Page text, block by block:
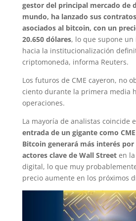
gestor del principal mercado de
mundo, ha lanzado sus
asociados al bitcoin, con un
20.650 dólares, lo que supone
hacia la institucionalización
criptomoneda, informa Reuters.
Los futuros de CME cayeron, no
ciento durante la primera media
operaciones.
La mayoría de analistas coincide
entrada de un gigante como
Bitcoin generará más interés
actores clave de Wall Streeten la
digital, lo que muy
precio aumente en los próximos